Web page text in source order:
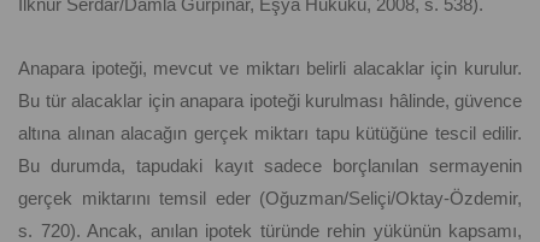
Anapara ipoteği, mevcut ve miktarı belirli alacaklar için kurulur.
Bu tür alacaklar için anapara ipoteği kurulması hâlinde, güvence
altına alınan alacağın gerçek miktarı tapu kütüğüne tescil edilir.
Bu durumda, tapudaki kayıt sadece borçlanılan sermayenin
gerçek miktarını temsil eder (Oğuzman/Seliçi/Oktay-Özdemir,
s. 720). Ancak, anılan ipotek türünde rehin yükünün kapsamı,